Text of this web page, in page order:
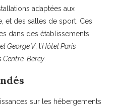
adaptées aux
et des salles de sport. Ces
dans des établissements
George V, l’Hôtel Paris
Centre-Bercy
sur les hébergements